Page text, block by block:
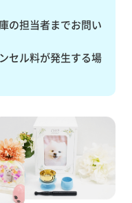
の担当者までお問い
セル料が発生する場